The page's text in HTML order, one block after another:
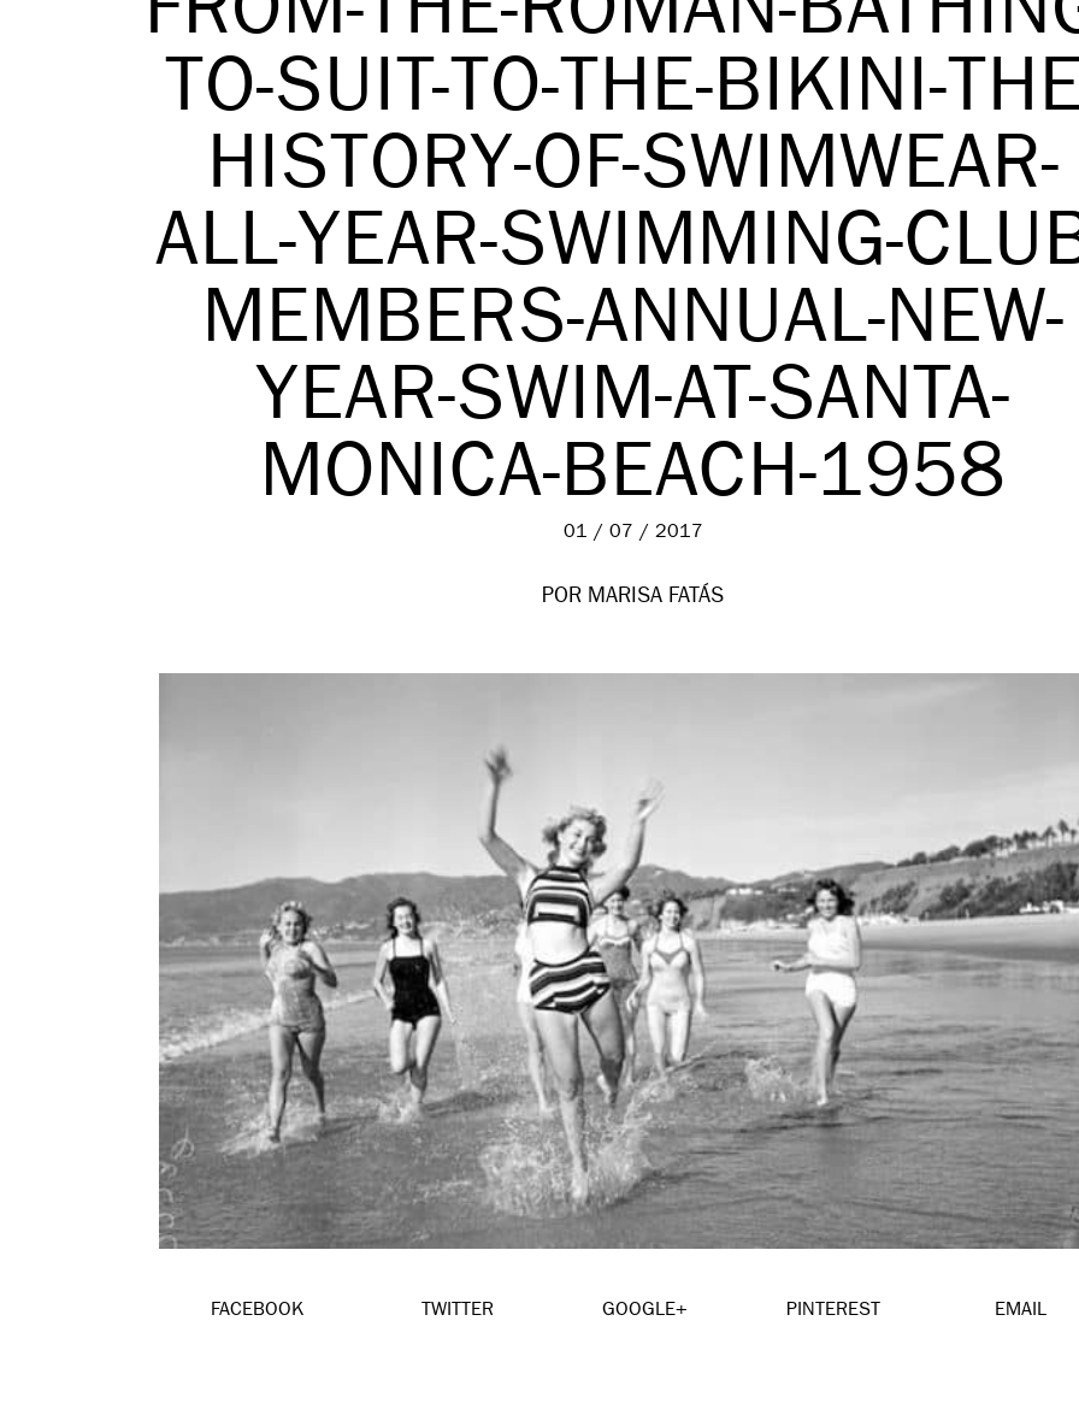
FROM-THE-ROMAN-
TO-SUIT-TO-THE-BIKINI-
HISTORY-OF-SWIMWEAR-
ALL-YEAR-SWIMMING-
MEMBERS-ANNUAL-NEW-
YEAR-SWIM-AT-SANTA-
MONICA-BEACH-1958
01 / 07 / 2017
POR MARISA FATÁS
FACEBOOK TWITTER GOOGLE+ PINTEREST EMAIL